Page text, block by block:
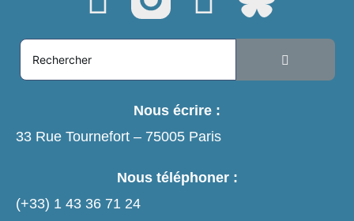
Nous écrire :
33 Rue Tournefort – 75005 Paris
Nous téléphoner :
(+33) 1 43 36 71 24